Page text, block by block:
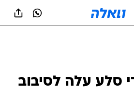
סלע עלה לסיבוב